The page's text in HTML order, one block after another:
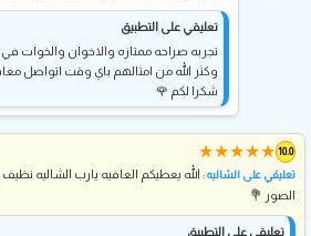
تعليقي على التطبيق
تجربه صراحه ممتازه والاخوان والخوات في
وكثر الله من امثالهم باي وقت اتواصل
شكرا لكم 🌹
10.0
★
★
★
★
★
تعليقي على الشاليه: الله يعطيكم العافيه يارب الشاليه
الصور 💐
تعليقي على التطبيق